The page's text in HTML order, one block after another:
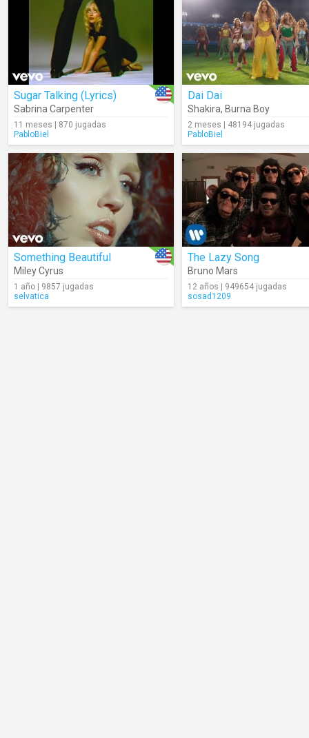
Sugar Talking (Lyrics)
Sabrina Carpenter
11 meses | 870 jugadas
PabloBiel
Dai Dai
Shakira, Burna Boy
2 meses | 48194 jugadas
PabloBiel
Something Beautiful
Miley Cyrus
1 año | 9857 jugadas
selvatica
The Lazy Song
Bruno Mars
12 años | 949654 jugadas
sosad1209